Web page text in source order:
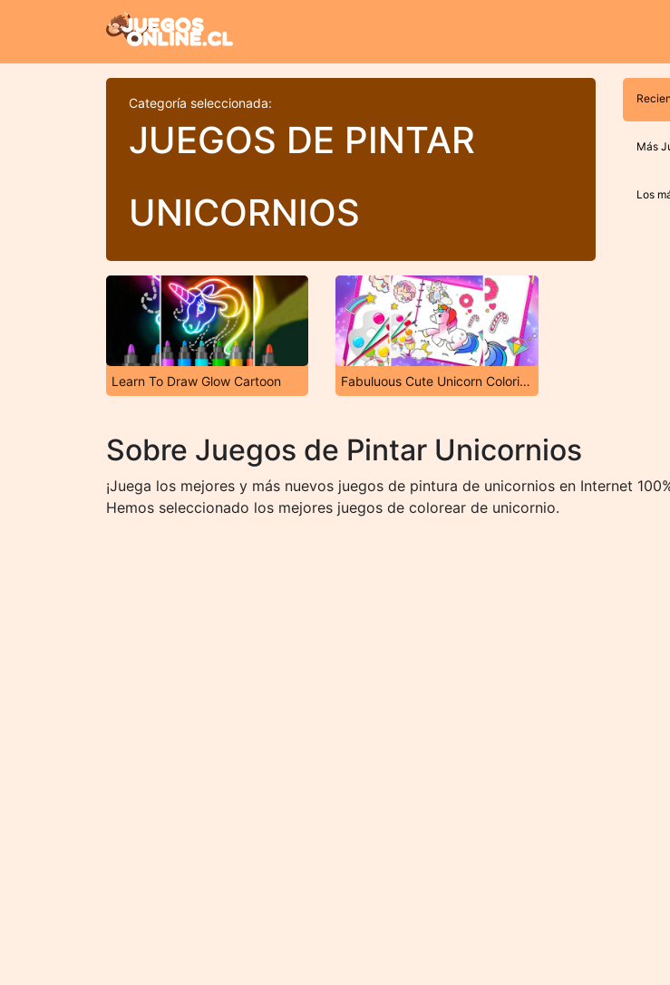
Categoría seleccionada:
JUEGOS DE PINTAR
UNICORNIOS
Más
Los
Learn To Draw Glow Cartoon Fabuluous Cute Unicorn Coloring Book
Sobre Juegos de Pintar Unicornios
¡Juega los mejores y más nuevos juegos de pintura de unicornios en Internet
Hemos seleccionado los mejores juegos de colorear de unicornio.